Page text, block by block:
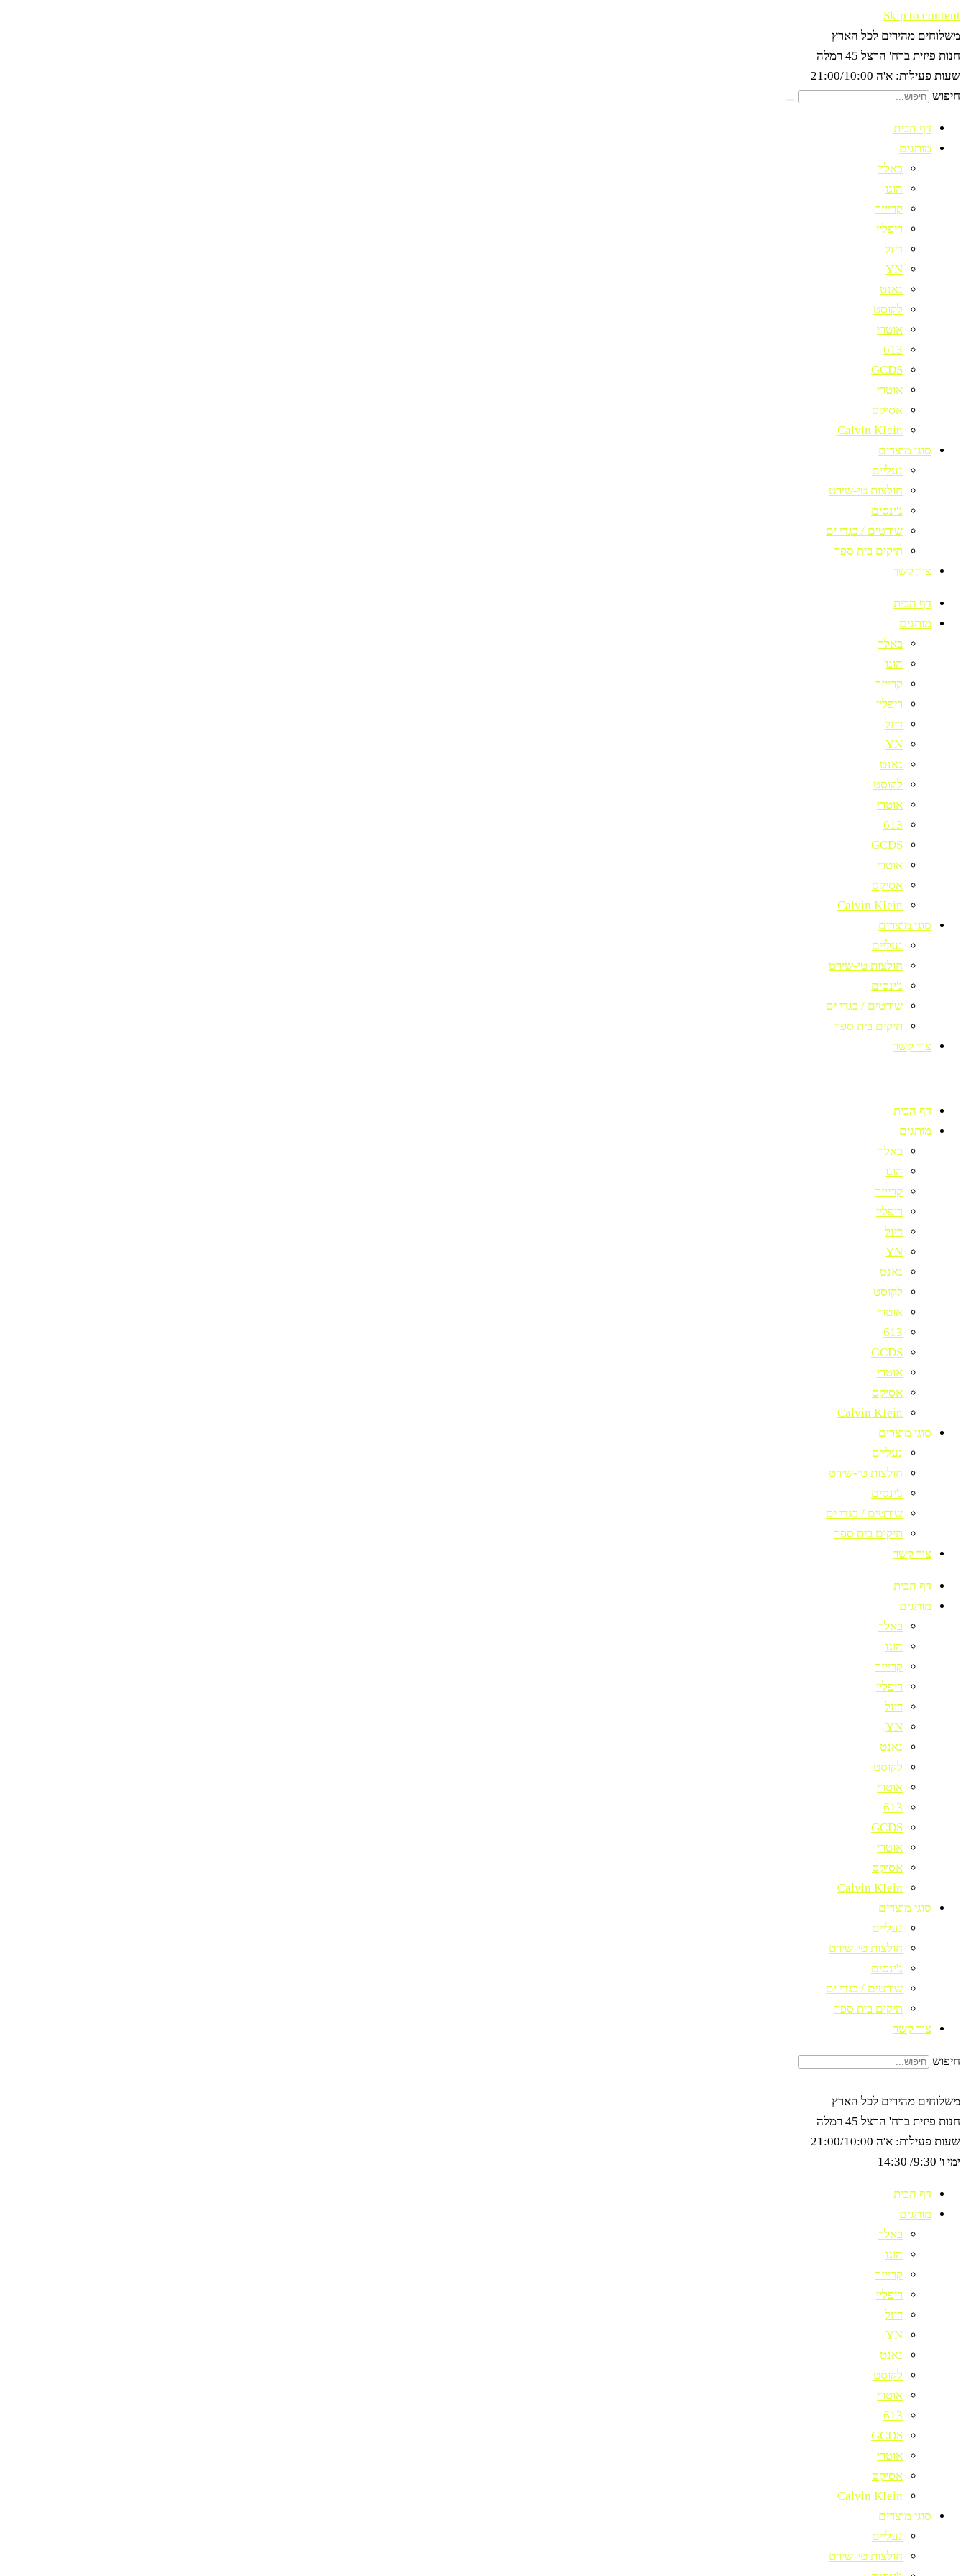
Skip to content
משלוחים מהירים לכל הארץ
חנות פיזית ברח' הרצל 45 רמלה
שעות פעילות: א'ה 21:00/10:00
חיפוש
דף הבית
מותגים
באלר
הוגו
קרייזר
ריפליי
דיזל
YN
גאנט
לקוסט
אוטרי
613
GCDS
אוטרי
אסיקס
Calvin KIein
סוגי מוצרים
נעליים
חולצות טי-שירט
ג'ינסים
שורטים / בגדי ים
תיקים בית ספר
צור קשר
דף הבית
מותגים
באלר
הוגו
קרייזר
ריפליי
דיזל
YN
גאנט
לקוסט
אוטרי
613
GCDS
אוטרי
אסיקס
Calvin KIein
סוגי מוצרים
נעליים
חולצות טי-שירט
ג'ינסים
שורטים / בגדי ים
תיקים בית ספר
צור קשר
דף הבית
מותגים
באלר
הוגו
קרייזר
ריפליי
דיזל
YN
גאנט
לקוסט
אוטרי
613
GCDS
אוטרי
אסיקס
Calvin KIein
סוגי מוצרים
נעליים
חולצות טי-שירט
ג'ינסים
שורטים / בגדי ים
תיקים בית ספר
צור קשר
דף הבית
מותגים
באלר
הוגו
קרייזר
ריפליי
דיזל
YN
גאנט
לקוסט
אוטרי
613
GCDS
אוטרי
אסיקס
Calvin KIein
סוגי מוצרים
נעליים
חולצות טי-שירט
ג'ינסים
שורטים / בגדי ים
תיקים בית ספר
צור קשר
חיפוש
משלוחים מהירים לכל הארץ
חנות פיזית ברח' הרצל 45 רמלה
שעות פעילות: א'ה 21:00/10:00
ימי ו' 9:30/ 14:30
דף הבית
מותגים
באלר
הוגו
קרייזר
ריפליי
דיזל
YN
גאנט
לקוסט
אוטרי
613
GCDS
אוטרי
אסיקס
Calvin KIein
סוגי מוצרים
נעליים
חולצות טי-שירט